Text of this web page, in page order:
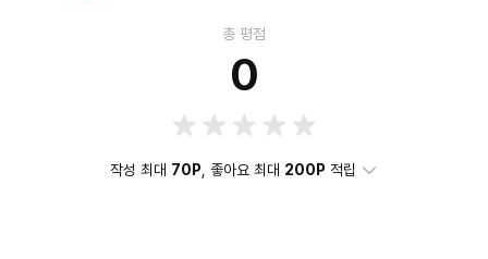
총 평점
0
작성 최대 70P , 좋아요 최대 200P 적립